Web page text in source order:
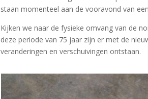
staan momenteel aan de vooravond van
Kijken we naar de fysieke omvang van de
deze periode van 75 jaar zijn er met de
veranderingen en verschuivingen ontstaan.